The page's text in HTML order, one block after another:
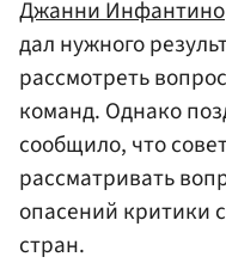
Джанни Инфантино
дал нужного
рассмотреть
команд. Однако
сообщило, что
рассматривать
опасений критики
стран.